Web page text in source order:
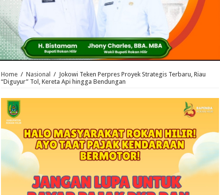
Home / Nasional / Jokowi Teken Perpres Proyek Strategis Terbaru, Riau
“Diguyur” Tol, Kereta Api hingga Bendungan